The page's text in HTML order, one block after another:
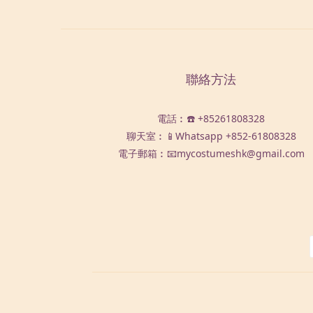
聯絡方法
電話︰☎️ +85261808328
聊天室︰📱Whatsapp +852-61808328
電子郵箱︰📧mycostumeshk@gmail.com